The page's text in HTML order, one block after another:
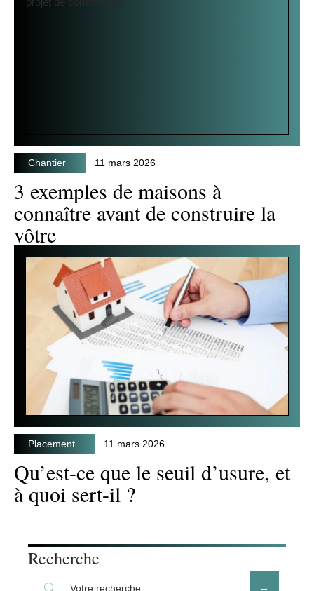
Chantier 11 mars 2026
3 exemples de maisons à
connaître avant de construire la
vôtre
Placement 11 mars 2026
Qu’est-ce que le seuil d’usure, et
à quoi sert-il ?
Recherche